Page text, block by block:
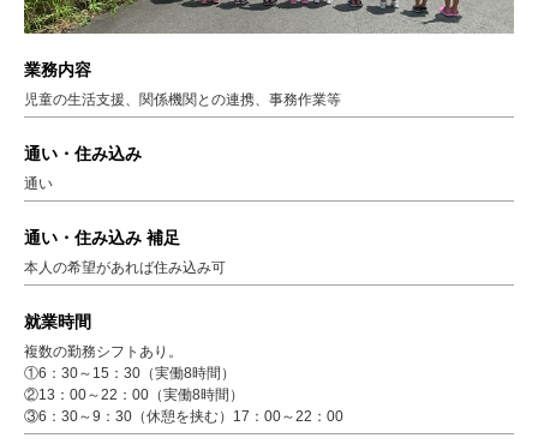
業務内容
児童の生活支援、関係機関との連携、事務作業等
通い・住み込み
通い
通い・住み込み 補足
本人の希望があれば住み込み可
就業時間
複数の勤務シフトあり。
①6：30～15：30（実働8時間）
②13：00～22：00（実働8時間）
③6：30～9：30（休憩を挟む）17：00～22：00